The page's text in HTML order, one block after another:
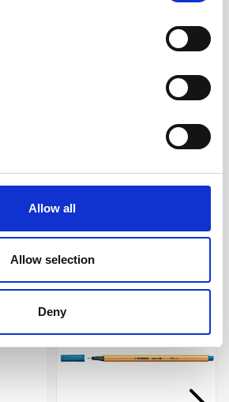
Allow all
Allow selection
Deny
Life
Fotoalbum Colors of Life
Vit 300x300
Köp
köpte även